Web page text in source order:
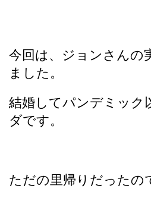
今回は、ジョンさんの
ました。
結婚してパンデミック
ダです。
ただの里帰りだったの